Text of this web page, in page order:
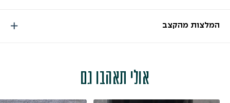
המלצות מהקצב
אולי תאהבו גם